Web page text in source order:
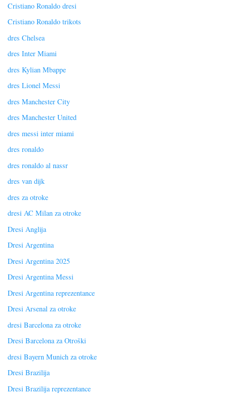
Cristiano Ronaldo dresi
Cristiano Ronaldo trikots
dres Chelsea
dres Inter Miami
dres Kylian Mbappe
dres Lionel Messi
dres Manchester City
dres Manchester United
dres messi inter miami
dres ronaldo
dres ronaldo al nassr
dres van dijk
dres za otroke
dresi AC Milan za otroke
Dresi Anglija
Dresi Argentina
Dresi Argentina 2025
Dresi Argentina Messi
Dresi Argentina reprezentance
Dresi Arsenal za otroke
dresi Barcelona za otroke
Dresi Barcelona za Otroški
dresi Bayern Munich za otroke
Dresi Brazilija
Dresi Brazilija reprezentance